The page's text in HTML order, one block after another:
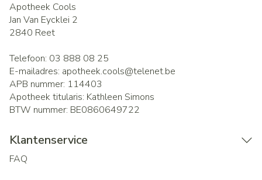
Apotheek Cools
Jan Van Eycklei 2
2840 Reet
Telefoon: 03 888 08 25
E-mailadres: apotheek.cools@telenet.be
APB nummer: 114403
Apotheek titularis: Kathleen Simons
BTW nummer: BE0860649722
Klantenservice
FAQ